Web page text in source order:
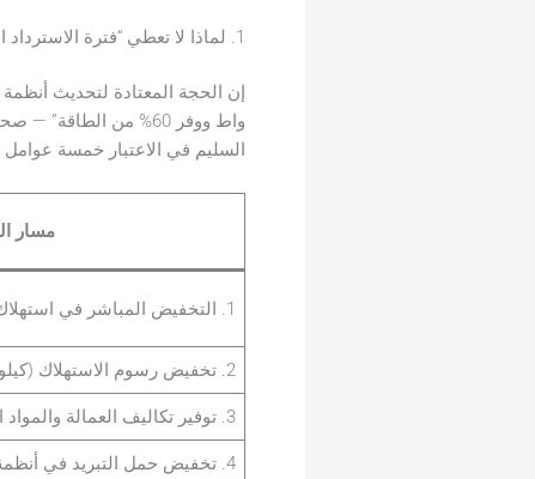
1. لماذا لا تعطي “فترة الاسترداد البسيطة” صورة كاملة
السليم في الاعتبار خمسة
مسار
1. التخفيض المباشر في استهلاك الطاقة (كيلوواط/ساعة)
2. تخفيض رسوم الاستهلاك (كيلوواط)
3. توفير تكاليف العمالة والمواد اللازمة للصيانة
4. تخفيض حمل التبريد في